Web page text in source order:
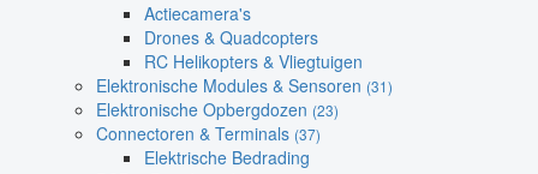
Actiecamera's
Drones & Quadcopters
RC Helikopters & Vliegtuigen
Elektronische Modules & Sensoren (31)
Elektronische Opbergdozen (23)
Connectoren & Terminals (37)
Elektrische Bedrading